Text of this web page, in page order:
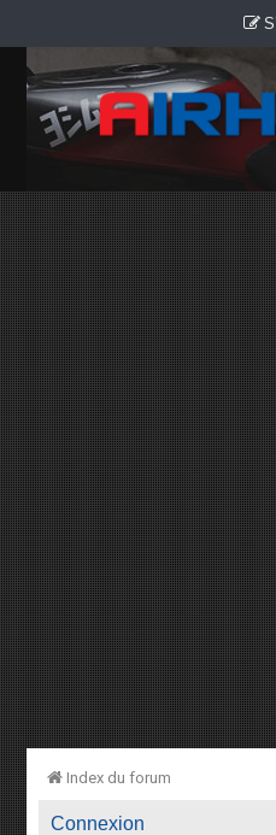
Index du forum
Connexion